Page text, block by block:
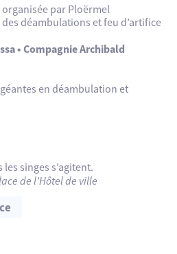
car nous fêterons la St Armel avec
par Ploërmel
feuillage
– à partir de 18h
Sébastien Salamand dit Le Turk,
en scènes
à la croisée de l’art pop
européen de la Renaissance au
Communauté
», Pierre Javelle, Base de
Ploërmel Communauté
organisée par Ploërmel
déambulations et feu d’artifice
• Compagnie Archibald
en déambulation et
singes s’agitent.
de l’Hôtel de ville